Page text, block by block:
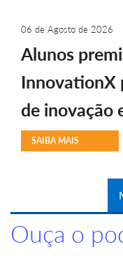
06 de Agosto de 2026
Alunos
InnovationX
de inovação
SAIBA MAIS
Ouça o